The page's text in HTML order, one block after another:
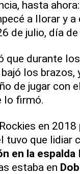
hasta
a llorar y
de julio, día de
que durante
bajó los brazos,
de jugar con
lo firmó.
en
tuvo que lidiar
en la espalda
estaba en